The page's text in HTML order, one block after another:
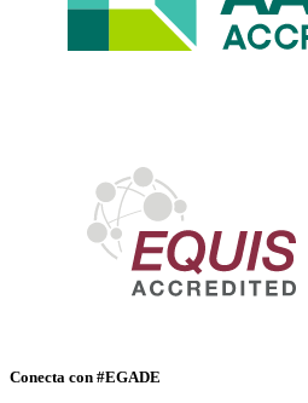
Conecta con #EGADE